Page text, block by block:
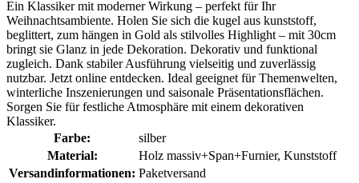
Ein Klassiker mit moderner Wirkung – perfekt für Ihr
Weihnachtsambiente. Holen Sie sich die kugel aus kunststoff,
beglittert, zum hängen in Gold als stilvolles Highlight – mit 30cm
bringt sie Glanz in jede Dekoration. Dekorativ und funktional
zugleich. Dank stabiler Ausführung vielseitig und zuverlässig
nutzbar. Jetzt online entdecken. Ideal geeignet für Themenwelten,
winterliche Inszenierungen und saisonale Präsentationsflächen.
Sorgen Sie für festliche Atmosphäre mit einem dekorativen
Klassiker.
Farbe:
silber
Material:
Holz massiv+Span+Furnier, Kunststoff
Versandinformationen: Paketversand